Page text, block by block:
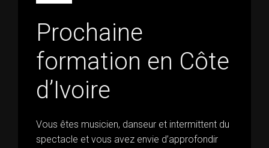
Prochaine
formation en Côte
d’Ivoire
Vous êtes musicien, danseur et intermittent du
spectacle et vous avez envie d’approfondir